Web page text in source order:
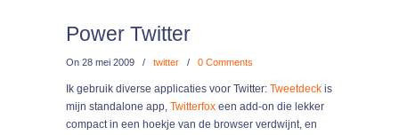
Power Twitter
On 28 mei 2009 / twitter / 0 Comments
Ik gebruik diverse applicaties voor Twitter: Tweetdeck is
mijn standalone app, Twitterfox een add-on die lekker
compact in een hoekje van de browser verdwijnt, en